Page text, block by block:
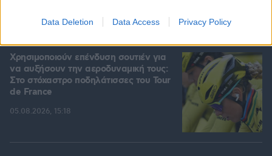
Data Deletion Data Access Privacy Policy
Χρησιμοποιούν επένδυση σουτιέν για
να αυξήσουν την αεροδυναμική τους:
Στο στόχαστρο ποδηλάτισσες του Tour
de France
05.08.2026, 15:18